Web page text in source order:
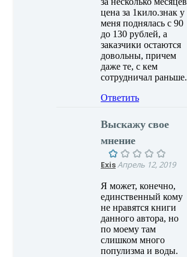
цена за 1кило.знак у
меня поднялась с 90
до 130 рублей, а
заказчики остаются
довольны, причем
даже те, с кем
сотрудничал раньше.
Ответить
Выскажу свое
мнение
ExisАпрель 12, 2019
Я может, конечно,
единственный кому
не нравятся книги
данного автора, но
по моему там
слишком много
популизма и воды.